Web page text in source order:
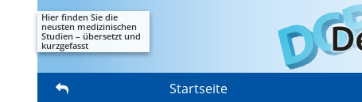
Hier finden Sie die
neusten medizinischen
Studien – übersetzt und
kurzgefasst
Startseite